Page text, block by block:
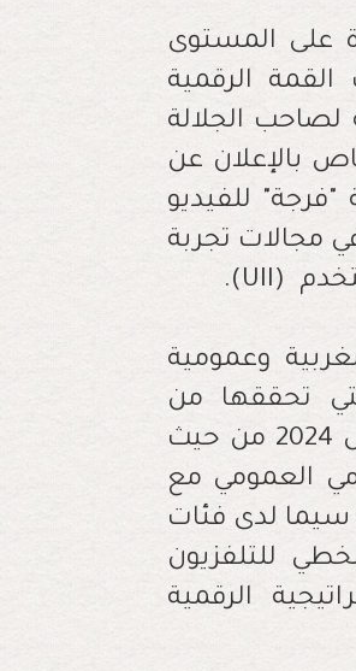
على المستوى
القمة الرقمية
لصاحب الجلالة
بالإعلان عن
البيضاء، منصة "فرجة" للفيديو
مجالات تجربة
(UII)
.
لـ"فرجة"، التي تعد أول منصة 100 % مغربية وعمومية
تحققها من
إطلاقها من قبل الشركة الوطنية للإذاعة والتلفزة في أبريل 2024 من حيث
العمومي مع
سيما لدى فئات
للتلفزيون
الرقمية